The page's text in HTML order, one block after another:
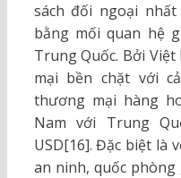
sách đối ngoại
bằng mối quan hệ
Trung Quốc. Bởi
mại bền chặt với
thương mại hàng
Nam với Trung
USD[16]. Đặc biệt là
an ninh, quốc